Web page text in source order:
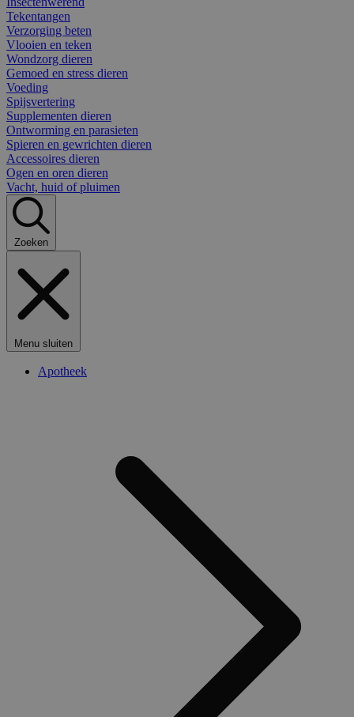
Tekentangen
Verzorging beten
Vlooien en teken
Wondzorg dieren
Gemoed en stress dieren
Voeding
Spijsvertering
Supplementen dieren
Ontworming en parasieten
Spieren en gewrichten dieren
Accessoires dieren
Ogen en oren dieren
Vacht, huid of pluimen
Zoeken
Menu sluiten
Apotheek